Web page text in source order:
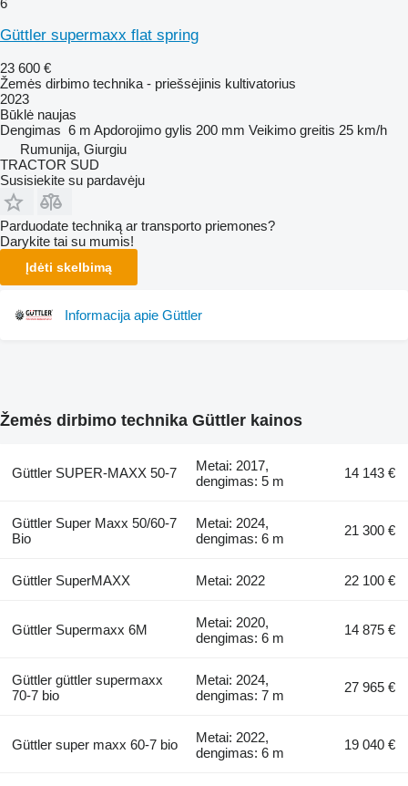
Güttler supermaxx flat spring
23 600 €
Žemės dirbimo technika - priešsėjinis kultivatorius
2023
Būklė naujas
Dengimas 6 m Apdorojimo gylis 200 mm Veikimo greitis 25 km/h
Rumunija, Giurgiu
TRACTOR SUD
Susisiekite su pardavėju
Parduodate techniką ar transporto priemones?
Darykite tai su mumis!
Įdėti skelbimą
Informacija apie Güttler
Žemės dirbimo technika Güttler kainos
Güttler SUPER-MAXX 50-7
Metai: 2017,
dengimas: 5 m
14 143 €
Güttler Super Maxx 50/60-7
Bio
Metai: 2024,
dengimas: 6 m
21 300 €
Güttler SuperMAXX Metai: 2022 22 100 €
Güttler Supermaxx 6M
Metai: 2020,
dengimas: 6 m
14 875 €
Güttler güttler supermaxx
70-7 bio
Metai: 2024,
dengimas: 7 m
27 965 €
Güttler super maxx 60-7 bio
Metai: 2022,
dengimas: 6 m
19 040 €